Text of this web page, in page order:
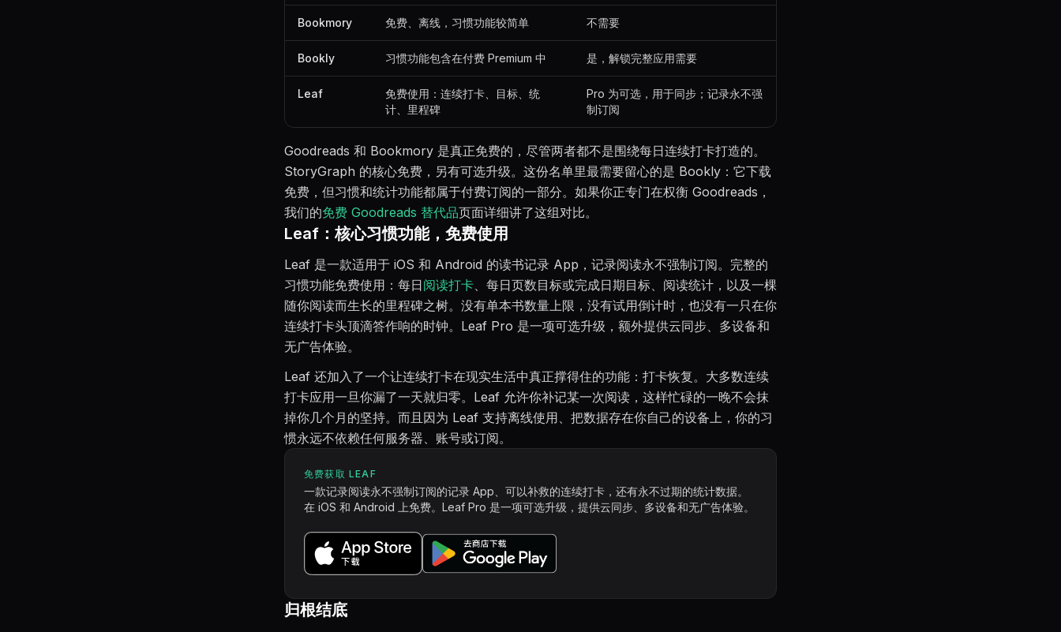
Bookmory 免费、离线，习惯功能较简单 不需要
Bookly 习惯功能包含在付费 Premium 中 是，解锁完整应用需要
Leaf
免费使用：连续打卡、目标、统
计、里程碑
Pro 为可选，用于同步；记录永不强
制订阅
Goodreads 和 Bookmory 是真正免费的，尽管两者都不是围绕每日连续打卡打造的。
StoryGraph 的核心免费，另有可选升级。这份名单里最需要留心的是 Bookly：它下载
免费，但习惯和统计功能都属于付费订阅的一部分。如果你正专门在权衡 Goodreads，
我们的免费 Goodreads 替代品页面详细讲了这组对比。
Leaf：核心习惯功能，免费使用
Leaf 是一款适用于 iOS 和 Android 的读书记录 App，记录阅读永不强制订阅。完整的
习惯功能免费使用：每日阅读打卡 、每日页数目标或完成日期目标、阅读统计，以及一棵
随你阅读而生长的里程碑之树。没有单本书数量上限，没有试用倒计时，也没有一只在你
连续打卡头顶滴答作响的时钟。Leaf Pro 是一项可选升级，额外提供云同步、多设备和
无广告体验。
Leaf 还加入了一个让连续打卡在现实生活中真正撑得住的功能：打卡恢复。大多数连续
打卡应用一旦你漏了一天就归零。Leaf 允许你补记某一次阅读，这样忙碌的一晚不会抹
掉你几个月的坚持。而且因为 Leaf 支持离线使用、把数据存在你自己的设备上，你的习
惯永远不依赖任何服务器、账号或订阅。
免费获取 LEAF
一款记录阅读永不强制订阅的记录 App、可以补救的连续打卡，还有永不过期的统计数据。
在 iOS 和 Android 上免费。Leaf Pro 是一项可选升级，提供云同步、多设备和无广告体验。
归根结底